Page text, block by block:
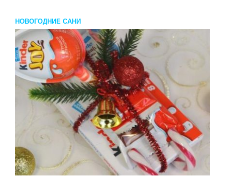
НОВОГОДНИЕ САНИ